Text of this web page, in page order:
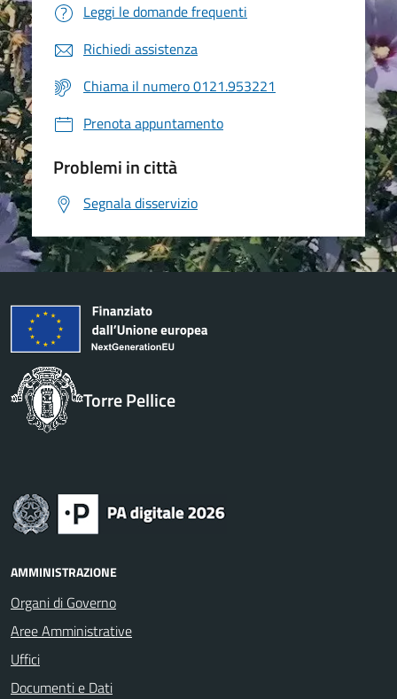
Leggi le domande frequenti
Richiedi assistenza
Chiama il numero 0121.953221
Prenota appuntamento
Problemi in città
Segnala disservizio
Torre Pellice
AMMINISTRAZIONE
Organi di Governo
Aree Amministrative
Uffici
Documenti e Dati